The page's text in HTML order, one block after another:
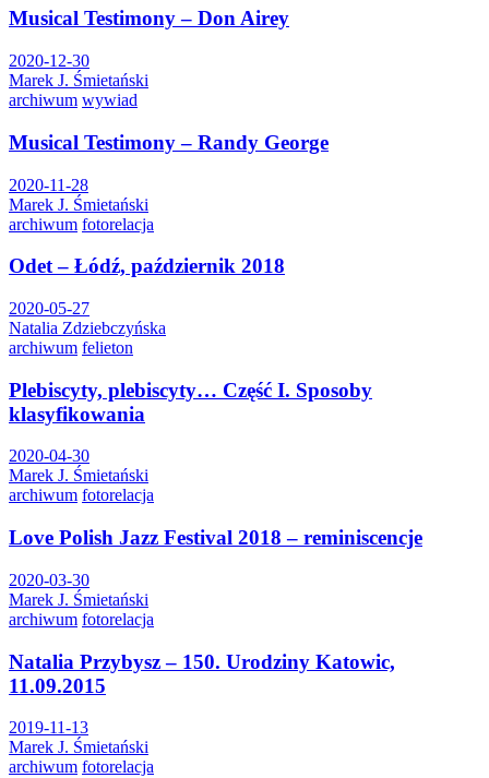
Musical Testimony – Don Airey
2020-12-30
Marek J. Śmietański
archiwum wywiad
Musical Testimony – Randy George
2020-11-28
Marek J. Śmietański
archiwum fotorelacja
Odet – Łódź, październik 2018
2020-05-27
Natalia Zdziebczyńska
archiwum felieton
Plebiscyty, plebiscyty… Część I. Sposoby
klasyfikowania
2020-04-30
Marek J. Śmietański
archiwum fotorelacja
Love Polish Jazz Festival 2018 – reminiscencje
2020-03-30
Marek J. Śmietański
archiwum fotorelacja
Natalia Przybysz – 150. Urodziny Katowic,
11.09.2015
2019-11-13
Marek J. Śmietański
archiwum fotorelacja